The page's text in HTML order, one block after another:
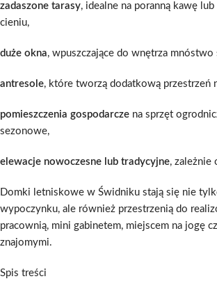
zadaszone tarasy, idealne na poranną kawę
cieniu,
duże okna, wpuszczające do wnętrza mnóstwo
antresole, które tworzą dodatkową przestrzeń
pomieszczenia gospodarcze na sprzęt
sezonowe,
elewacje nowoczesne lub tradycyjne, zależnie
Domki letniskowe w Świdniku stają się nie
wypoczynku, ale również przestrzenią do
pracownią, mini gabinetem, miejscem na jogę
znajomymi.
Spis treści